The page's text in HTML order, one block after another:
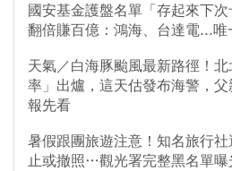
國安基金護盤名單「存起來下
翻倍賺百億：鴻海、台達電...唯
天氣／白海豚颱風最新路徑！
率」出爐，這天估發布海警，
報先看
暑假跟團旅遊注意！知名旅行
止或撤照…觀光署完整黑名單曝